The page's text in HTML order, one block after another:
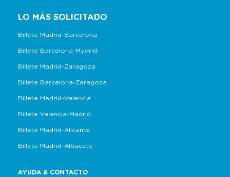
LO MÁS SOLICITADO
Billete Madrid-Barcelona
Billete Barcelona-Madrid
Billete Madrid-Zaragoza
Billete Barcelona-Zaragoza
Billete Madrid-Valencia
Billete Valencia-Madrid
Billete Madrid-Alicante
Billete Madrid-Albacete
AYUDA & CONTACTO